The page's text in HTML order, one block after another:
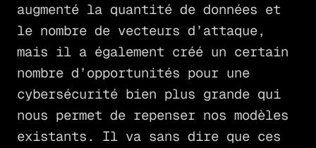
augmenté la quantité de données et
le nombre de vecteurs d’attaque,
mais il a également créé un certain
nombre d’opportunités pour une
cybersécurité bien plus grande qui
nous permet de repenser nos modèles
existants. Il va sans dire que ces